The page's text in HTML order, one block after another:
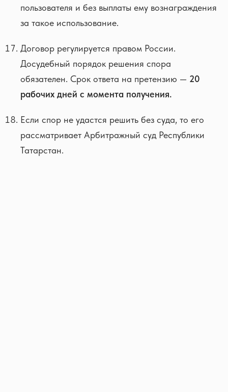
пользователя и без выплаты ему вознаграждения
за такое использование.
Договор регулируется правом России.
Досудебный порядок решения спора
обязателен. Срок ответа на претензию — 20
рабочих дней с момента получения.
Если спор не удастся решить без суда, то его
рассматривает Арбитражный суд Республики
Татарстан.